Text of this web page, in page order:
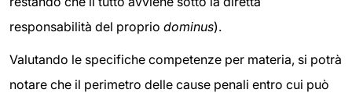
responsabilità del proprio dominus).
Valutando le specifiche competenze per materia, si potrà
notare che il perimetro delle cause penali entro cui può